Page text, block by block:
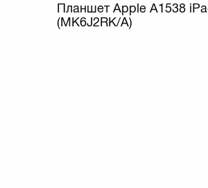
Планшет Apple A1538
(MK6J2RK/A)